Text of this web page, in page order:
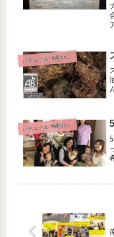
パ
チュール沖縄News
パ
チュール沖縄News